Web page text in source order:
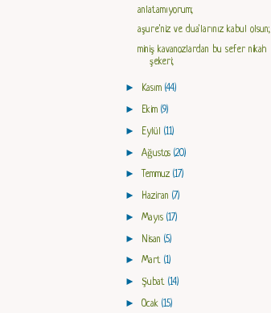
anlatamıyorum;
aşure'niz ve dua'larınız kabul olsun;
miniş kavanozlardan bu sefer nikah
şekeri;
► Kasım (44)
► Ekim (9)
► Eylül (11)
► Ağustos (20)
►Temmuz (17)
► Haziran (7)
► Mayıs (17)
► Nisan (5)
► Mart (1)
► Şubat (14)
► Ocak (15)